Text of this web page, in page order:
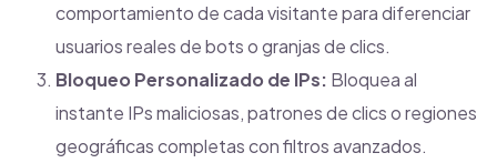
comportamiento de cada visitante para diferenciar
usuarios reales de bots o granjas de clics.
Bloqueo Personalizado de IPs: Bloquea al
instante IPs maliciosas, patrones de clics o regiones
geográficas completas con filtros avanzados.